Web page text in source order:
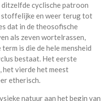
cyclische patroon
en weer terug tot
dat in de theosofische
als zeven wortelrassen,
is die de hele mensheid
bestaat. Het eerste
vierde het meest
etherisch.
natuur aan het begin van